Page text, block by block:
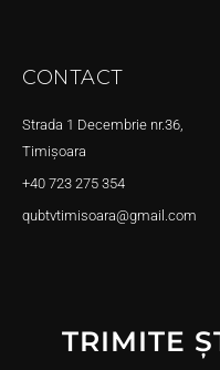
CONTACT
Strada 1 Decembrie nr.36,
Timișoara
+40 723 275 354
qubtvtimisoara@gmail.com
TRIMITE